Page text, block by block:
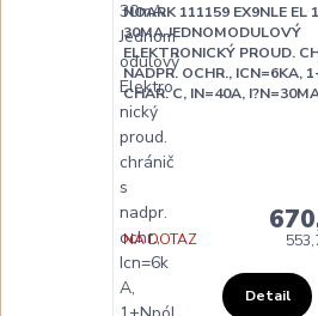
NOARK 111159 EX9NLE EL
30MA JEDNOMODULOVÝ
ELEKTRONICKÝ PROUD.
NADPR. OCHR., ICN=6KA,
CHAR. C, IN=40A,
NA DOTAZ
Detail